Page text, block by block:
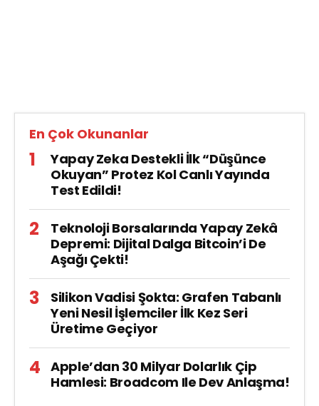
En Çok Okunanlar
Yapay Zeka Destekli İlk “Düşünce
Okuyan” Protez Kol Canlı Yayında
Test Edildi!
Teknoloji Borsalarında Yapay Zekâ
Depremi: Dijital Dalga Bitcoin’i De
Aşağı Çekti!
Silikon Vadisi Şokta: Grafen Tabanlı
Yeni Nesil İşlemciler İlk Kez Seri
Üretime Geçiyor
Apple’dan 30 Milyar Dolarlık Çip
Hamlesi: Broadcom Ile Dev Anlaşma!